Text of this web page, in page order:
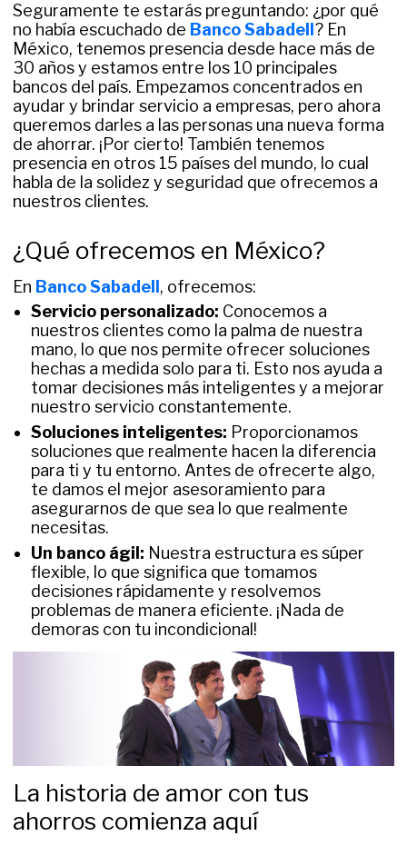
Seguramente te estarás preguntando: ¿por qué
no había escuchado de Banco Sabadell ? En
México, tenemos presencia desde hace más de
30 años y estamos entre los 10 principales
bancos del país. Empezamos concentrados en
ayudar y brindar servicio a empresas, pero ahora
queremos darles a las personas una nueva forma
de ahorrar. ¡Por cierto! También tenemos
presencia en otros 15 países del mundo, lo cual
habla de la solidez y seguridad que ofrecemos a
nuestros clientes.
¿Qué ofrecemos en México?
En Banco Sabadell, ofrecemos:
Servicio personalizado: Conocemos a
nuestros clientes como la palma de nuestra
mano, lo que nos permite ofrecer soluciones
hechas a medida solo para ti. Esto nos ayuda a
tomar decisiones más inteligentes y a mejorar
nuestro servicio constantemente.
Soluciones inteligentes: Proporcionamos
soluciones que realmente hacen la diferencia
para ti y tu entorno. Antes de ofrecerte algo,
te damos el mejor asesoramiento para
asegurarnos de que sea lo que realmente
necesitas.
Un banco ágil: Nuestra estructura es súper
flexible, lo que significa que tomamos
decisiones rápidamente y resolvemos
problemas de manera eficiente. ¡Nada de
demoras con tu incondicional!
La historia de amor con tus
ahorros comienza aquí